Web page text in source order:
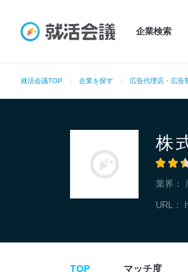
企業検索
就活会議TOP 企業を探す 広告代理店・広告
株
業界：
URL：
TOP マッチ度